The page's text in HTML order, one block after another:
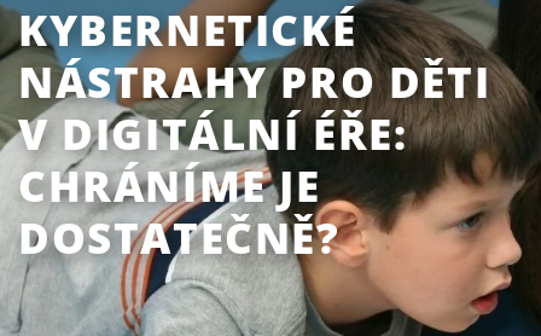
KYBERNETICKÉ
NÁSTRAHY PRO DĚTI
V DIGITÁLNÍ ÉŘE:
CHRÁNÍME JE
DOSTATEČNĚ?